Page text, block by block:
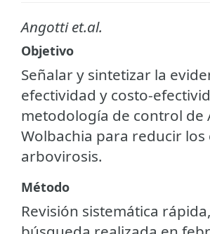
Angotti et.al.
Objetivo
Señalar y sintetizar la
efectividad y costo-
metodología de control de
Wolbachia para reducir los
arbovirosis.
Método
Revisión sistemática